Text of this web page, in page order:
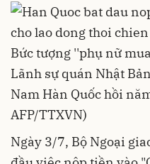
Bức tượng ''phụ nữ
Lãnh sự quán Nhật
Nam Hàn Quốc hồi
AFP/TTXVN)
Ngày 3/7, Bộ Ngoại